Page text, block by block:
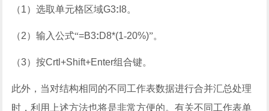
（1）选取单元格区域G3: I8。
（2）输入公式“=B3:D8*(1-20%)”。
（3）按Crtl+Shift+Enter组合键。
此外，当对结构相同的不同工作表数据进行合并汇总处理
时，利用上述方法也将是非常方便的。有关不同工作表单